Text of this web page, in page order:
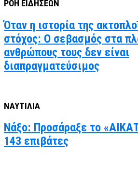
ΡΟΗ ΕΙΔΗΣΕΩΝ
Όταν η ιστορία της
στόχος: Ο σεβασμός στα
ανθρώπους τους δεν είναι
διαπραγματεύσιμος
ΝΑΥΤΙΛΙΑ
Νάξο: Προσάραξε το
143 επιβάτες